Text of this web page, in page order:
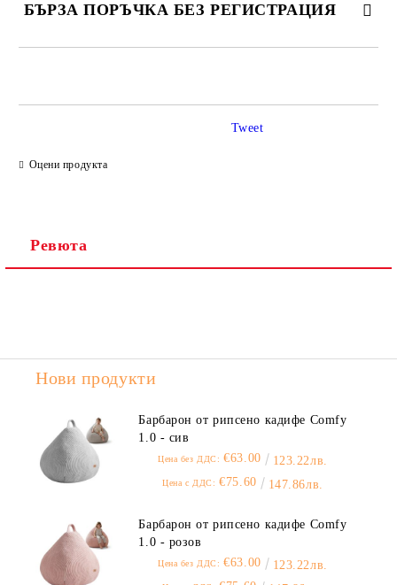
БЪРЗА ПОРЪЧКА БЕЗ РЕГИСТРАЦИЯ
Оцени продукта
Tweet
Ревюта
Нови продукти
Барбарон от рипсено кадифе Comfy
1.0 - сив
Цена без ДДС: €63.00 123.22лв.
Цена с ДДС: €75.60 147.86лв.
Барбарон от рипсено кадифе Comfy
1.0 - розов
Цена без ДДС: €63.00 123.22лв.